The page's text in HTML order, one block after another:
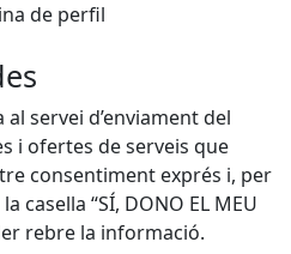
de perfil
servei d’enviament del
i ofertes de serveis que
consentiment exprés i, per
casella “SÍ, DONO EL MEU
rebre la informació.